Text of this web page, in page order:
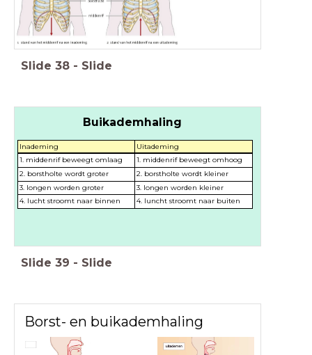
Slide 38 - Slide
Inademing
Uitademing
1. middenrif beweegt omlaag
1. middenrif beweegt omhoog
2. borstholte wordt groter
2. borstholte wordt kleiner
3. longen worden groter
3. longen worden kleiner
4. lucht stroomt naar binnen
4. luncht stroomt naar buiten
Buikademhaling
Slide 39 - Slide
Borst- en buikademhaling